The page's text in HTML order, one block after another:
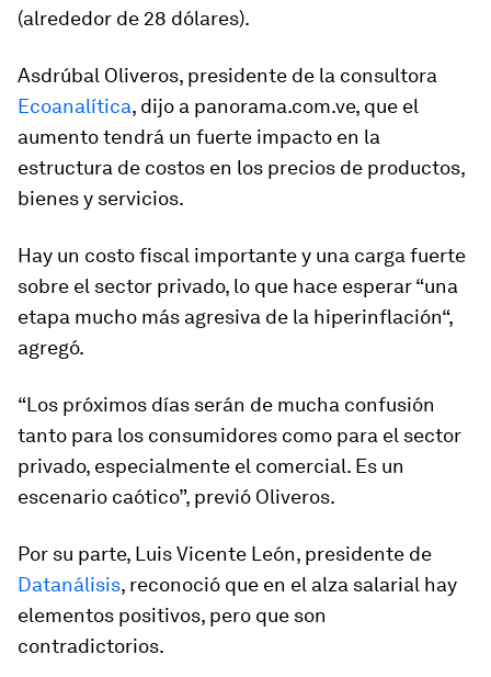
(alrededor de 28 dólares).
Asdrúbal Oliveros, presidente de la consultora
Ecoanalítica, dijo a panorama.com.ve, que el
aumento tendrá un fuerte impacto en la
estructura de costos en los precios de productos,
bienes y servicios.
Hay un costo fiscal importante y una carga fuerte
sobre el sector privado, lo que hace esperar “una
etapa mucho más agresiva de la hiperinflación“,
agregó.
“Los próximos días serán de mucha confusión
tanto para los consumidores como para el sector
privado, especialmente el comercial. Es un
escenario caótico”, previó Oliveros.
Por su parte, Luis Vicente León, presidente de
Datanálisis, reconoció que en el alza salarial hay
elementos positivos, pero que son
contradictorios.